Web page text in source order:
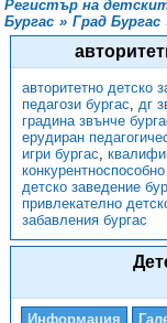
Регистър на
Бургас » Град Бургас
авторитетно детско
педагози бургас, дг
градина звънче
ерудиран
игри бургас,
детско заведение
привлекателно
забавления бургас
Информация